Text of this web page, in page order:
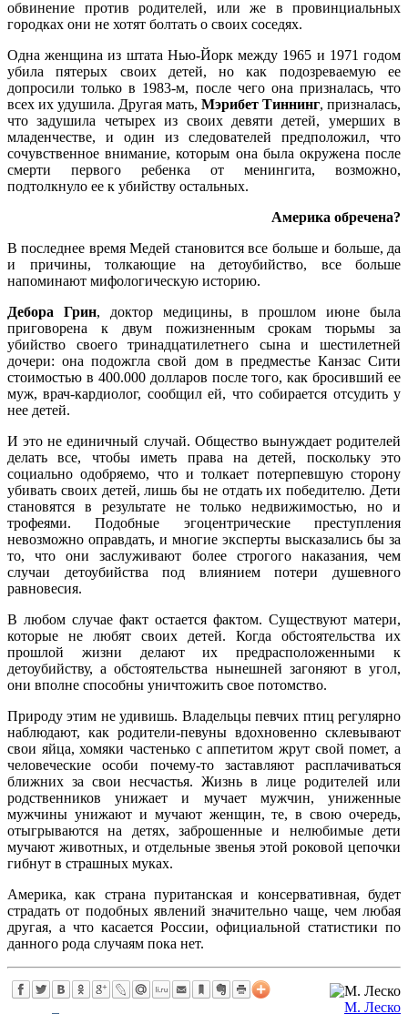
обвинение против родителей, или же в провинциальных
городках они не хотят болтать о своих соседях.
Одна женщина из штата Нью-Йорк между 1965 и 1971 годом
убила пятерых своих детей, но как подозреваемую ее
допросили только в 1983-м, после чего она призналась, что
всех их удушила. Другая мать, Мэрибет Тиннинг, призналась,
что задушила четырех из своих девяти детей, умерших в
младенчестве, и один из следователей предположил, что
сочувственное внимание, которым она была окружена после
смерти первого ребенка от менингита, возможно,
подтолкнуло ее к убийству остальных.
Америка обречена?
В последнее время Медей становится все больше и больше, да
и причины, толкающие на детоубийство, все больше
напоминают мифологическую историю.
Дебора Грин, доктор медицины, в прошлом июне была
приговорена к двум пожизненным срокам тюрьмы за
убийство своего тринадцатилетнего сына и шестилетней
дочери: она подожгла свой дом в предместье Канзас Сити
стоимостью в 400.000 долларов после того, как бросивший ее
муж, врач-кардиолог, сообщил ей, что собирается отсудить у
нее детей.
И это не единичный случай. Общество вынуждает родителей
делать все, чтобы иметь права на детей, поскольку это
социально одобряемо, что и толкает потерпевшую сторону
убивать своих детей, лишь бы не отдать их победителю. Дети
становятся в результате не только недвижимостью, но и
трофеями. Подобные эгоцентрические преступления
невозможно оправдать, и многие эксперты высказались бы за
то, что они заслуживают более строгого наказания, чем
случаи детоубийства под влиянием потери душевного
равновесия.
В любом случае факт остается фактом. Существуют матери,
которые не любят своих детей. Когда обстоятельства их
прошлой жизни делают их предрасположенными к
детоубийству, а обстоятельства нынешней загоняют в угол,
они вполне способны уничтожить свое потомство.
Природу этим не удивишь. Владельцы певчих птиц регулярно
наблюдают, как родители-певуны вдохновенно склевывают
свои яйца, хомяки частенько с аппетитом жрут свой помет, а
человеческие особи почему-то заставляют расплачиваться
ближних за свои несчастья. Жизнь в лице родителей или
родственников унижает и мучает мужчин, униженные
мужчины унижают и мучают женщин, те, в свою очередь,
отыгрываются на детях, заброшенные и нелюбимые дети
мучают животных, и отдельные звенья этой роковой цепочки
гибнут в страшных муках.
Америка, как страна пуританская и консервативная, будет
страдать от подобных явлений значительно чаще, чем любая
другая, а что касается России, официальной статистики по
данного рода случаям пока нет.
М. Леско